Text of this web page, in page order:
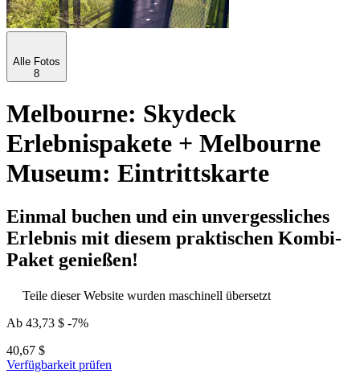
Alle Fotos
8
Melbourne: Skydeck
Erlebnispakete + Melbourne
Museum: Eintrittskarte
Einmal buchen und ein unvergessliches
Erlebnis mit diesem praktischen Kombi-
Paket genießen!
Teile dieser Website wurden maschinell übersetzt
Ab 43,73 $ -7%
40,67 $
Verfügbarkeit prüfen